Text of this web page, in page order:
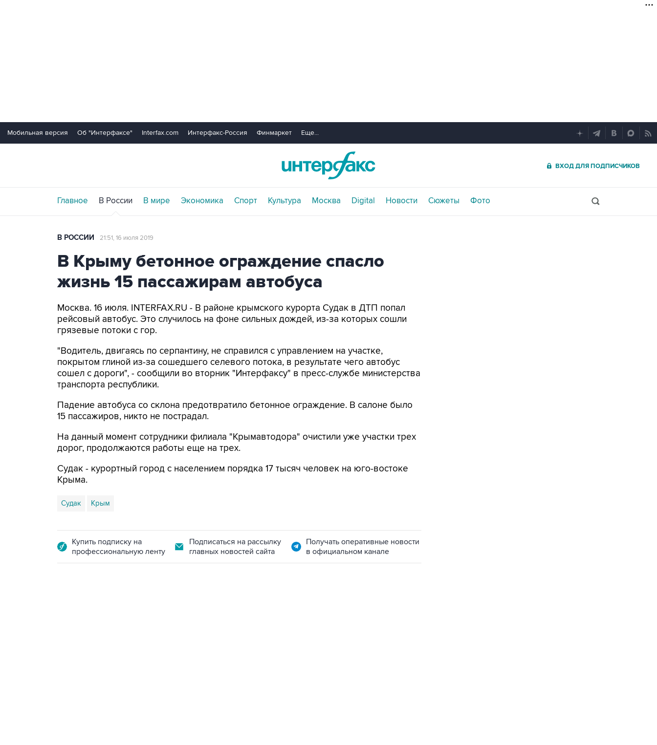
Мобильная версия Об "Интерфаксе" Interfax.com Интерфакс-Россия Финмаркет Еще...
ВХОД ДЛЯ ПОДПИСЧИКОВ
Главное В России В мире Экономика Спорт Культура Москва Digital Новости Сюжеты Фото
В РОССИИ 21:51, 16 июля 2019
В Крыму бетонное ограждение спасло
жизнь 15 пассажирам автобуса
Москва. 16 июля. INTERFAX.RU - В районе крымского курорта Судак в ДТП попал
рейсовый автобус. Это случилось на фоне сильных дождей, из-за которых сошли
грязевые потоки с гор.
"Водитель, двигаясь по серпантину, не справился с управлением на участке,
покрытом глиной из-за сошедшего селевого потока, в результате чего автобус
сошел с дороги", - сообщили во вторник "Интерфаксу" в пресс-службе министерства
транспорта республики.
Падение автобуса со склона предотвратило бетонное ограждение. В салоне было
15 пассажиров, никто не пострадал.
На данный момент сотрудники филиала "Крымавтодора" очистили уже участки трех
дорог, продолжаются работы еще на трех.
Судак - курортный город с населением порядка 17 тысяч человек на юго-востоке
Крыма.
Судак Крым
Купить подписку на
профессиональную ленту
Подписаться на рассылку
главных новостей сайта
Получать оперативные новости
в официальном канале